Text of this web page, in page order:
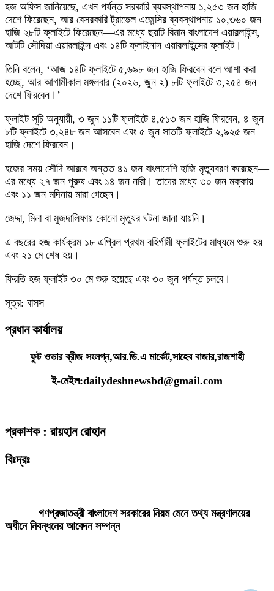
হজ অফিস জানিয়েছে, এখন পর্যন্ত সরকারি ব্যবস্থাপনায় ১,২৫৩ জন হাজি
দেশে ফিরেছেন, আর বেসরকারি ট্রাভেল এজেন্সির ব্যবস্থাপনায় ১০,৩৬০ জন
হাজি ২৮টি ফ্লাইটে ফিরেছেন—এর মধ্যে ছয়টি বিমান বাংলাদেশ এয়ারলাইন্স,
আটটি সৌদিয়া এয়ারলাইন্স এবং ১৪টি ফ্লাইনাস এয়ারলাইন্সের ফ্লাইট।
তিনি বলেন, ‘আজ ১৪টি ফ্লাইটে ৫,৬৯৮ জন হাজি ফিরবেন বলে আশা করা
হচ্ছে, আর আগামীকাল মঙ্গলবার (২০২৬, জুন ২) ৮টি ফ্লাইটে ৩,২৫৪ জন
দেশে ফিরবেন।’
ফ্লাইট সূচি অনুযায়ী, ৩ জুন ১১টি ফ্লাইটে ৪,৫১৩ জন হাজি ফিরবেন, ৪ জুন
৮টি ফ্লাইটে ৩,২৪৮ জন আসবেন এবং ৫ জুন সাতটি ফ্লাইটে ২,৯২৫ জন
হাজি দেশে ফিরবেন।
হজের সময় সৌদি আরবে অন্তত ৪১ জন বাংলাদেশি হাজি মৃত্যুবরণ করেছেন—
এর মধ্যে ২৭ জন পুরুষ এবং ১৪ জন নারী। তাদের মধ্যে ৩০ জন মক্কায়
এবং ১১ জন মদিনায় মারা গেছেন।
জেদ্দা, মিনা বা মুজদালিফায় কোনো মৃত্যুর ঘটনা জানা যায়নি।
এ বছরের হজ কার্যক্রম ১৮ এপ্রিল প্রথম বহির্গামী ফ্লাইটের মাধ্যমে শুরু হয়
এবং ২১ মে শেষ হয়।
ফিরতি হজ ফ্লাইট ৩০ মে শুরু হয়েছে এবং ৩০ জুন পর্যন্ত চলবে।
সূত্র: বাসস
প্রধান কার্যালয়
ফুট ওভার ব্রীজ সংলগ্ন,আর.ডি.এ মার্কেট,সাহেব বাজার,রাজশাহী
ই-মেইল:dailydeshnewsbd@gmail.com
প্রকাশক : রায়হান রোহান
বিঃদ্রঃ
গণপ্রজাতন্ত্রী বাংলাদেশ সরকারের নিয়ম মেনে তথ্য মন্ত্রণালয়ের
অধীনে নিবন্ধনের আবেদন সম্পন্ন